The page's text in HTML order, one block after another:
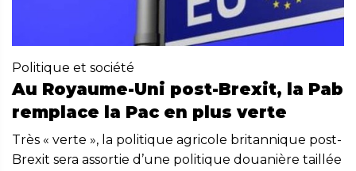
Politique et société
Au Royaume-Uni post-Brexit, la Pab
remplace la Pac en plus verte
Très « verte », la politique agricole britannique post-
Brexit sera assortie d’une politique douanière taillée